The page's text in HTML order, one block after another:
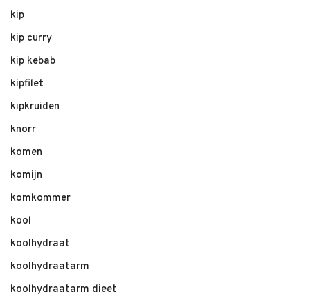
kip
kip curry
kip kebab
kipfilet
kipkruiden
knorr
komen
komijn
komkommer
kool
koolhydraat
koolhydraatarm
koolhydraatarm dieet